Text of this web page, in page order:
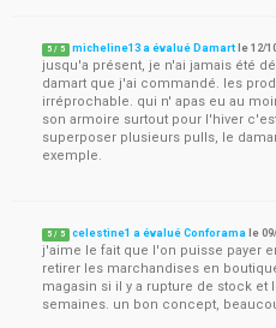
5 / 5 micheline13 a évalué Damart le12/
jusqu'a présent, je n'ai jamais été
damart que j'ai commandé. les
irréprochable. qui n' apas eu au
son armoire surtout pour l'hiver
superposer plusieurs pulls, le
exemple.
5 / 5 celestine1 a évalué Conforama le
j'aime le fait que l'on puisse payer
retirer les marchandises en
magasin si il y a rupture de stock et
semaines. un bon concept,